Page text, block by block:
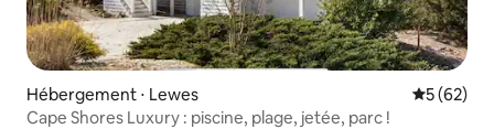
Hébergement ⋅ Lewes
5 (62)
Cape Shores Luxury : piscine, plage, jetée, parc !